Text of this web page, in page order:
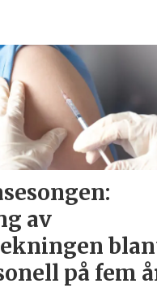
av
på fem